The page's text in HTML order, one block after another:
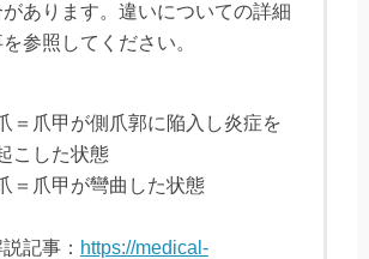
あります。違いについての詳細
参照してください。
＝爪甲が側爪郭に陥入し炎症を
こした状態
＝爪甲が彎曲した状態
記事： https://medical-